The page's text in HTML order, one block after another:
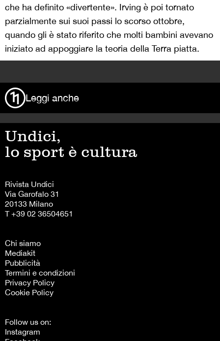
che ha definito «divertente». Irving è poi tornato
parzialmente sui suoi passi lo scorso ottobre,
quando gli è stato riferito che molti bambini avevano
iniziato ad appoggiare la teoria della Terra piatta.
Leggi anche
Undici,
lo sport è cultura
Rivista Undici
Via Garofalo 31
20133 Milano
T +39 02 36504651
Chi siamo
Mediakit
Pubblicità
Termini e condizioni
Privacy Policy
Cookie Policy
Follow us on:
Instagram